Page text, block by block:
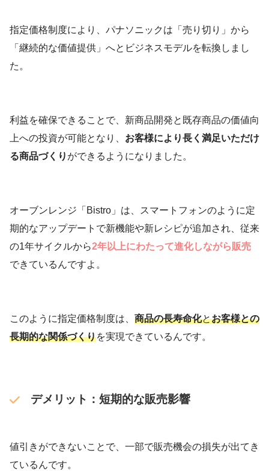
指定価格制度により、パナソニックは「売り切り」から
「継続的な価値提供」へとビジネスモデルを転換しまし
た。
利益を確保できることで、新商品開発と既存商品の価値向
上への投資が可能となり、 お客様により長く満足いただけ
る商品づくり ができるようになりました。
オーブンレンジ「Bistro」は、スマートフォンのように定
期的なアップデートで新機能や新レシピが追加され、従来
の1年サイクルから2年以上にわたって進化しながら販売
できているんですよ。
このように指定価格制度は、 商品の長寿命化とお客様との
長期的な関係づくりを実現できているんです。
デメリット：短期的な販売影響
値引きができないことで、一部で販売機会の損失が出てき
ているんです。